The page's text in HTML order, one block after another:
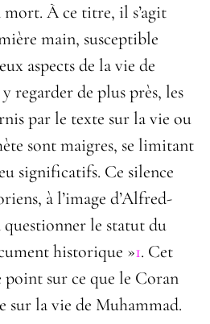
mort. À ce titre, il s’agit
main, susceptible
aspects de la vie de
regarder de plus près, les
par le texte sur la vie ou
sont maigres, se limitant
significatifs. Ce silence
à l’image d’Alfred-
questionner le statut du
historique »1. Cet
sur ce que le Coran
sur la vie de Muhammad.